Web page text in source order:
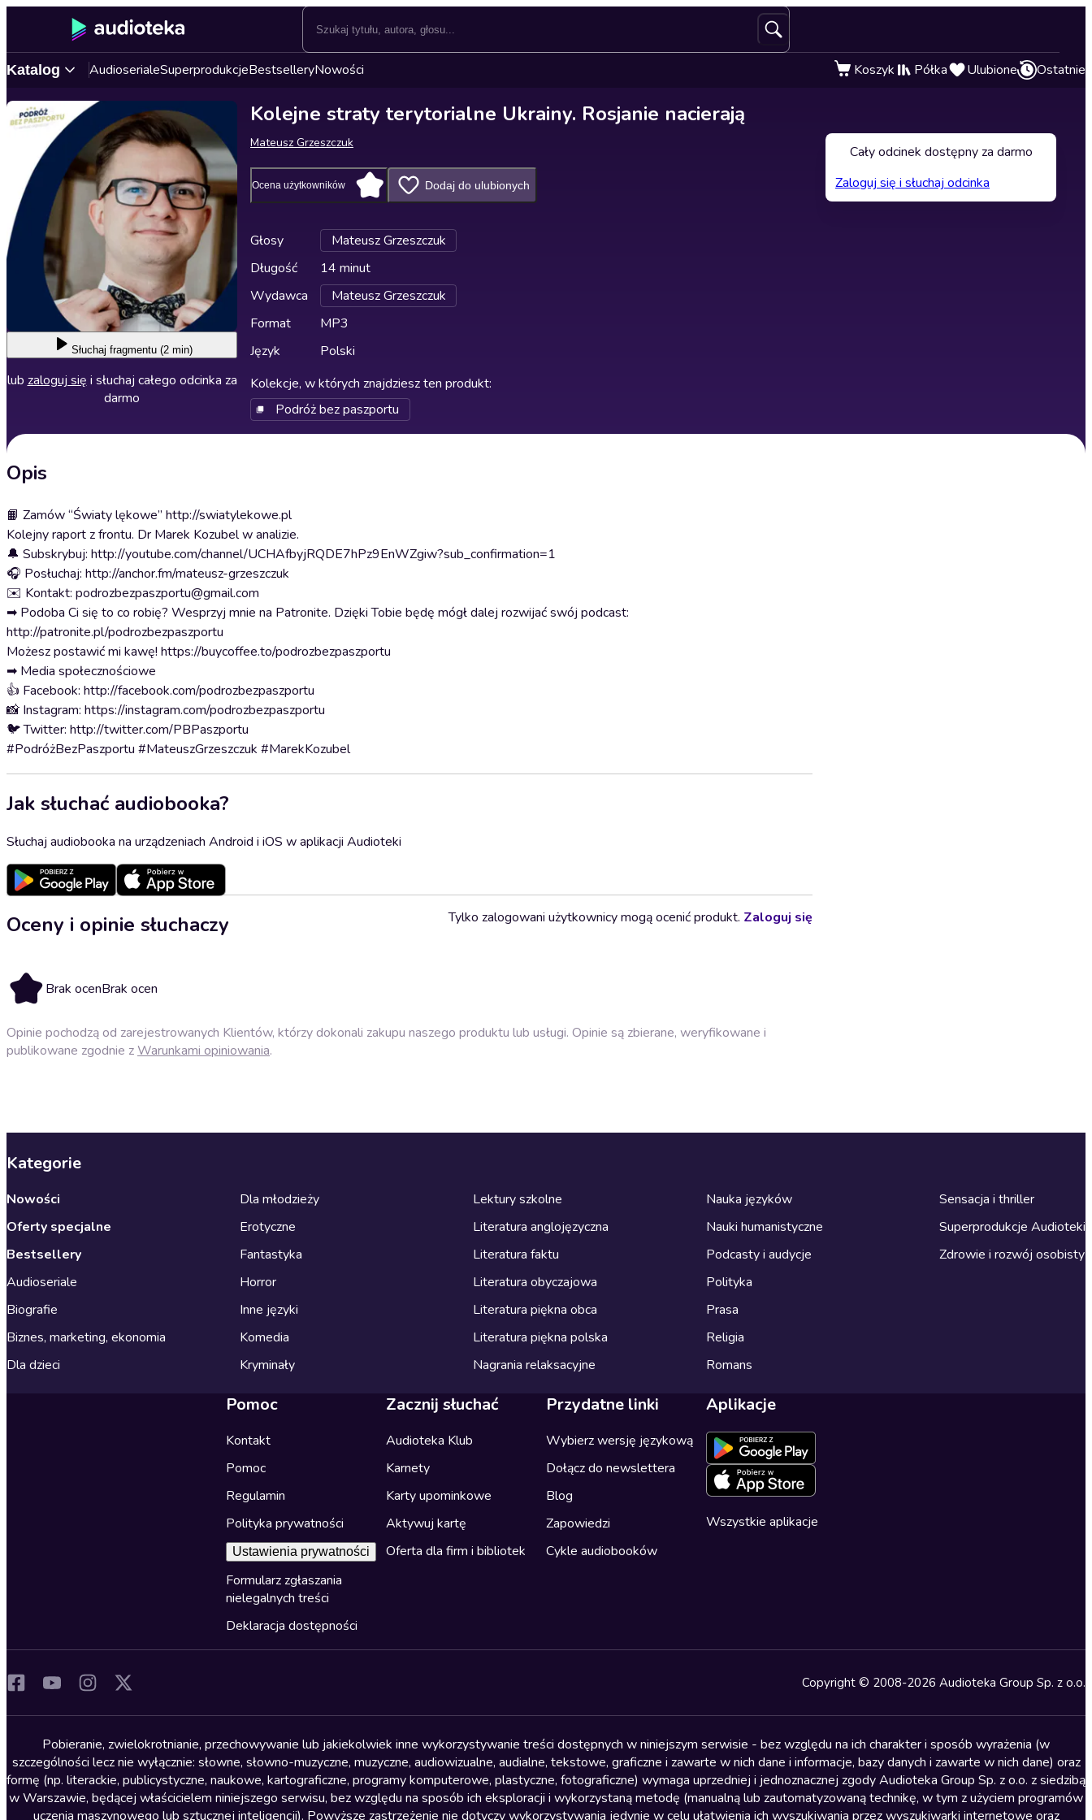
Katalog AudioserialeSuperprodukcjeBestselleryNowości Koszyk Półka Ulubione Ostatnie
Słuchaj fragmentu (2 min)
lub zaloguj się i słuchaj całego odcinka za
darmo
Kolejne straty terytorialne Ukrainy. Rosjanie nacierają
Mateusz Grzeszczuk
Ocena użytkowników Dodaj do ulubionych
Głosy
Mateusz Grzeszczuk
Długość
14 minut
Wydawca
Mateusz Grzeszczuk
Format
MP3
Język
Polski
Kolekcje, w których znajdziesz ten produkt:
Podróż bez paszportu
Opis
📙 Zamów “Światy lękowe” http://swiatylekowe.pl
Kolejny raport z frontu. Dr Marek Kozubel w analizie.
🔔 Subskrybuj: http://youtube.com/channel/UCHAfbyjRQDE7hPz9EnWZgiw?sub_confirmation=1
🎧 Posłuchaj: http://anchor.fm/mateusz-grzeszczuk
✉️ Kontakt: podrozbezpaszportu@gmail.com
➡ Podoba Ci się to co robię? Wesprzyj mnie na Patronite. Dzięki Tobie będę mógł dalej rozwijać swój podcast:
http://patronite.pl/podrozbezpaszportu
Możesz postawić mi kawę! https://buycoffee.to/podrozbezpaszportu
➡ Media społecznościowe
👍 Facebook: http://facebook.com/podrozbezpaszportu
📸 Instagram: https://instagram.com/podrozbezpaszportu
🐦 Twitter: http://twitter.com/PBPaszportu
#PodróżBezPaszportu #MateuszGrzeszczuk #MarekKozubel
Jak słuchać audiobooka?
Słuchaj audiobooka na urządzeniach Android i iOS w aplikacji Audioteki
Oceny i opinie słuchaczy
Brak ocenBrak ocen
Tylko zalogowani użytkownicy mogą ocenić produkt. Zaloguj się
Opinie pochodzą od zarejestrowanych Klientów, którzy dokonali zakupu naszego produktu lub usługi. Opinie są zbierane, weryfikowane i
publikowane zgodnie zWarunkami opiniowania.
Cały odcinek dostępny za darmo
Zaloguj się i słuchaj odcinka
Kategorie
Nowości
Oferty specjalne
Bestsellery
Audioseriale
Biografie
Biznes, marketing, ekonomia
Dla dzieci
Dla młodzieży
Erotyczne
Fantastyka
Horror
Inne języki
Komedia
Kryminały
Lektury szkolne
Literatura anglojęzyczna
Literatura faktu
Literatura obyczajowa
Literatura piękna obca
Literatura piękna polska
Nagrania relaksacyjne
Nauka języków
Nauki humanistyczne
Podcasty i audycje
Polityka
Prasa
Religia
Romans
Sensacja i thriller
Superprodukcje Audioteki
Zdrowie i rozwój osobisty
Pomoc
Kontakt
Pomoc
Regulamin
Polityka prywatności
Ustawienia prywatności
Formularz zgłaszania
nielegalnych treści
Deklaracja dostępności
Zacznij słuchać
Audioteka Klub
Karnety
Karty upominkowe
Aktywuj kartę
Oferta dla firm i bibliotek
Przydatne linki
Wybierz wersję językową
Dołącz do newslettera
Blog
Zapowiedzi
Cykle audiobooków
Aplikacje
Wszystkie aplikacje
Copyright © 2008-2026 Audioteka Group Sp. z o.o.
Pobieranie, zwielokrotnianie, przechowywanie lub jakiekolwiek inne wykorzystywanie treści dostępnych w niniejszym serwisie - bez względu na ich charakter i sposób wyrażenia (w
szczególności lecz nie wyłącznie: słowne, słowno-muzyczne, muzyczne, audiowizualne, audialne, tekstowe, graficzne i zawarte w nich dane i informacje, bazy danych i zawarte w nich dane) oraz
formę (np. literackie, publicystyczne, naukowe, kartograficzne, programy komputerowe, plastyczne, fotograficzne) wymaga uprzedniej i jednoznacznej zgody Audioteka Group Sp. z o.o. z siedzibą
w Warszawie, będącej właścicielem niniejszego serwisu, bez względu na sposób ich eksploracji i wykorzystaną metodę (manualną lub zautomatyzowaną technikę, w tym z użyciem programów
uczenia maszynowego lub sztucznej inteligencji). Powyższe zastrzeżenie nie dotyczy wykorzystywania jedynie w celu ułatwienia ich wyszukiwania przez wyszukiwarki internetowe oraz